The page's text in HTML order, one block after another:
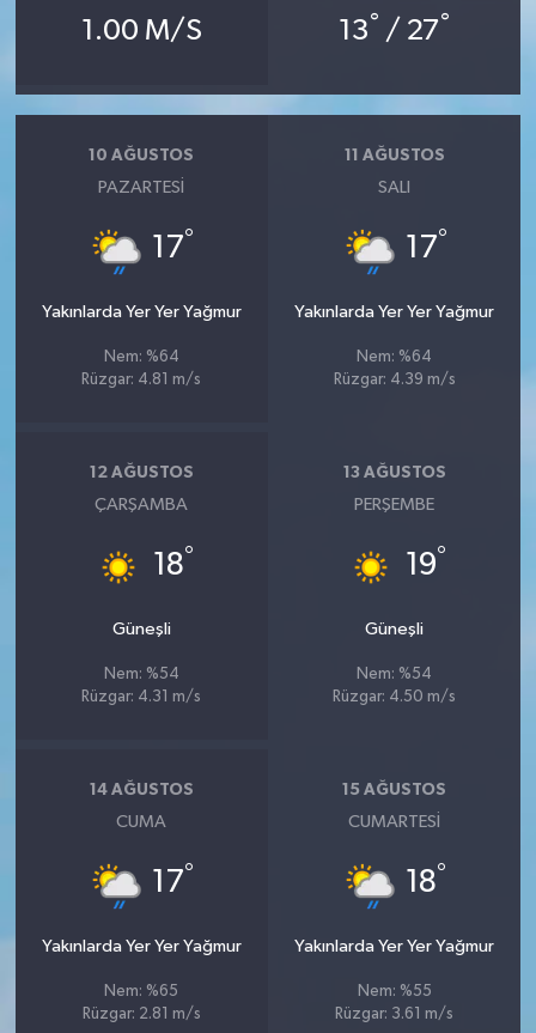
1.00 M/S 13° / 27°
10 AĞUSTOS
PAZARTESI
17°
Yakınlarda Yer Yer Yağmur
Nem: %64
Rüzgar: 4.81 m/s
11 AĞUSTOS
SALI
17°
Yakınlarda Yer Yer Yağmur
Nem: %64
Rüzgar: 4.39 m/s
12 AĞUSTOS
ÇARŞAMBA
18°
Güneşli
Nem: %54
Rüzgar: 4.31 m/s
13 AĞUSTOS
PERŞEMBE
19°
Güneşli
Nem: %54
Rüzgar: 4.50 m/s
14 AĞUSTOS
CUMA
17°
Yakınlarda Yer Yer Yağmur
Nem: %65
Rüzgar: 2.81 m/s
15 AĞUSTOS
CUMARTESI
18°
Yakınlarda Yer Yer Yağmur
Nem: %55
Rüzgar: 3.61 m/s